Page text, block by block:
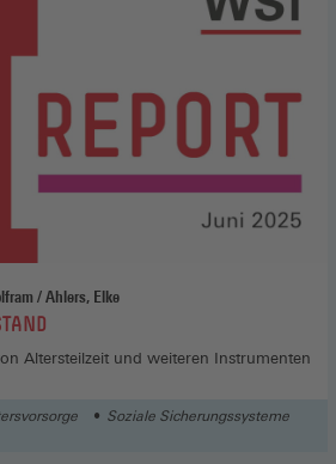
Blank, Florian / Brehmer, Wolfram / Ahlers, Elke
Altersteilzeit und weiteren Instrumenten
Soziale Sicherungssysteme